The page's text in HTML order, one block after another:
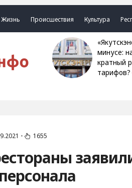
Жизнь Происшествия Культура
«Якутскэнерго» в
минусе:
кратный
тарифов?
• 1655